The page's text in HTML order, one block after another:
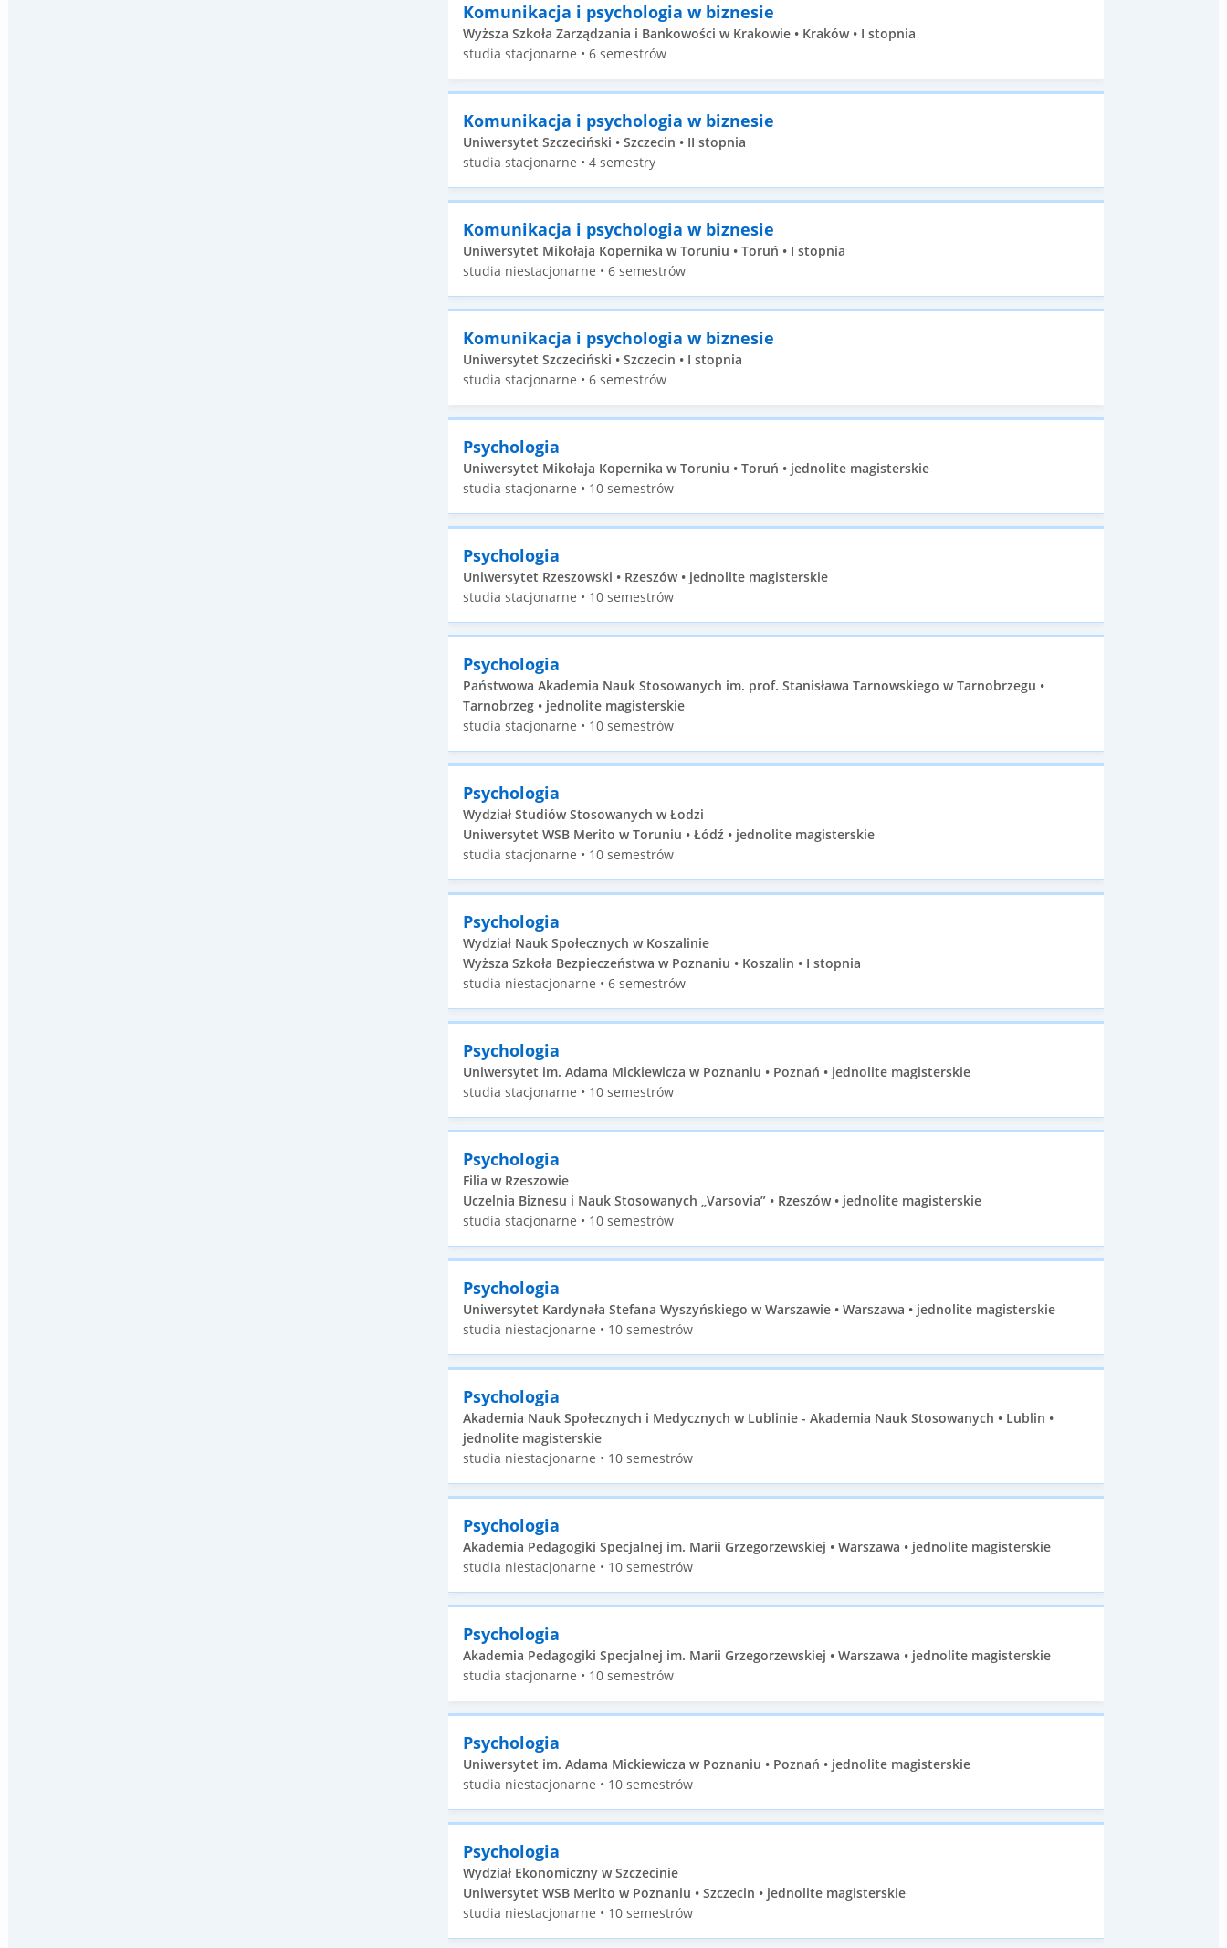
Komunikacja i psychologia w biznesie
Wyższa Szkoła Zarządzania i Bankowości w Krakowie • Kraków • I stopnia
studia stacjonarne • 6 semestrów
Komunikacja i psychologia w biznesie
Uniwersytet Szczeciński • Szczecin • II stopnia
studia stacjonarne • 4 semestry
Komunikacja i psychologia w biznesie
Uniwersytet Mikołaja Kopernika w Toruniu • Toruń • I stopnia
studia niestacjonarne • 6 semestrów
Komunikacja i psychologia w biznesie
Uniwersytet Szczeciński • Szczecin • I stopnia
studia stacjonarne • 6 semestrów
Psychologia
Uniwersytet Mikołaja Kopernika w Toruniu • Toruń • jednolite magisterskie
studia stacjonarne • 10 semestrów
Psychologia
Uniwersytet Rzeszowski • Rzeszów • jednolite magisterskie
studia stacjonarne • 10 semestrów
Psychologia
Państwowa Akademia Nauk Stosowanych im. prof. Stanisława Tarnowskiego w Tarnobrzegu •
Tarnobrzeg • jednolite magisterskie
studia stacjonarne • 10 semestrów
Psychologia
Wydział Studiów Stosowanych w Łodzi
Uniwersytet WSB Merito w Toruniu • Łódź • jednolite magisterskie
studia stacjonarne • 10 semestrów
Psychologia
Wydział Nauk Społecznych w Koszalinie
Wyższa Szkoła Bezpieczeństwa w Poznaniu • Koszalin • I stopnia
studia niestacjonarne • 6 semestrów
Psychologia
Uniwersytet im. Adama Mickiewicza w Poznaniu • Poznań • jednolite magisterskie
studia stacjonarne • 10 semestrów
Psychologia
Filia w Rzeszowie
Uczelnia Biznesu i Nauk Stosowanych „Varsovia” • Rzeszów • jednolite magisterskie
studia stacjonarne • 10 semestrów
Psychologia
Uniwersytet Kardynała Stefana Wyszyńskiego w Warszawie • Warszawa • jednolite magisterskie
studia niestacjonarne • 10 semestrów
Psychologia
Akademia Nauk Społecznych i Medycznych w Lublinie - Akademia Nauk Stosowanych • Lublin •
jednolite magisterskie
studia niestacjonarne • 10 semestrów
Psychologia
Akademia Pedagogiki Specjalnej im. Marii Grzegorzewskiej • Warszawa • jednolite magisterskie
studia niestacjonarne • 10 semestrów
Psychologia
Akademia Pedagogiki Specjalnej im. Marii Grzegorzewskiej • Warszawa • jednolite magisterskie
studia stacjonarne • 10 semestrów
Psychologia
Uniwersytet im. Adama Mickiewicza w Poznaniu • Poznań • jednolite magisterskie
studia niestacjonarne • 10 semestrów
Psychologia
Wydział Ekonomiczny w Szczecinie
Uniwersytet WSB Merito w Poznaniu • Szczecin • jednolite magisterskie
studia niestacjonarne • 10 semestrów